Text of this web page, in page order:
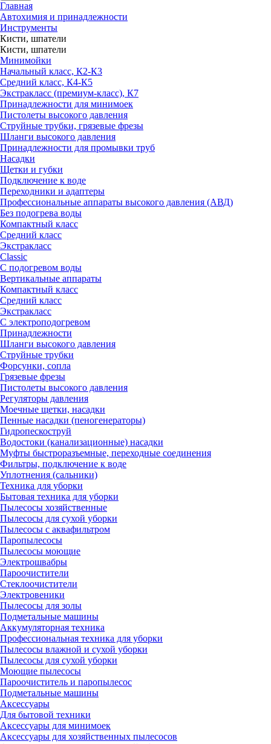
Главная
Автохимия и принадлежности
Инструменты
Кисти, шпатели
Кисти, шпатели
Минимойки
Начальный класс, К2-К3
Средний класс, К4-К5
Экстракласс (премиум-класс), К7
Принадлежности для минимоек
Пистолеты высокого давления
Струйные трубки, грязевые фрезы
Шланги высокого давления
Принадлежности для промывки труб
Насадки
Щетки и губки
Подключение к воде
Переходники и адаптеры
Профессиональные аппараты высокого давления (АВД)
Без подогрева воды
Компактный класс
Средний класс
Экстракласс
Classic
С подогревом воды
Вертикальные аппараты
Компактный класс
Средний класс
Экстракласс
С электроподогревом
Принадлежности
Шланги высокого давления
Струйные трубки
Форсунки, сопла
Грязевые фрезы
Пистолеты высокого давления
Регуляторы давления
Моечные щетки, насадки
Пенные насадки (пеногенераторы)
Гидропескоструй
Водостоки (канализационные) насадки
Муфты быстроразъемные, переходные соединения
Фильтры, подключение к воде
Уплотнения (сальники)
Техника для уборки
Бытовая техника для уборки
Пылесосы хозяйственные
Пылесосы для сухой уборки
Пылесосы с аквафильтром
Паропылесосы
Пылесосы моющие
Электрошвабры
Пароочистители
Стеклоочистители
Электровеники
Пылесосы для золы
Подметальные машины
Аккумуляторная техника
Профессиональная техника для уборки
Пылесосы влажной и сухой уборки
Пылесосы для сухой уборки
Моющие пылесосы
Пароочиститель и паропылесос
Подметальные машины
Аксессуары
Для бытовой техники
Аксессуары для минимоек
Аксессуары для хозяйственных пылесосов